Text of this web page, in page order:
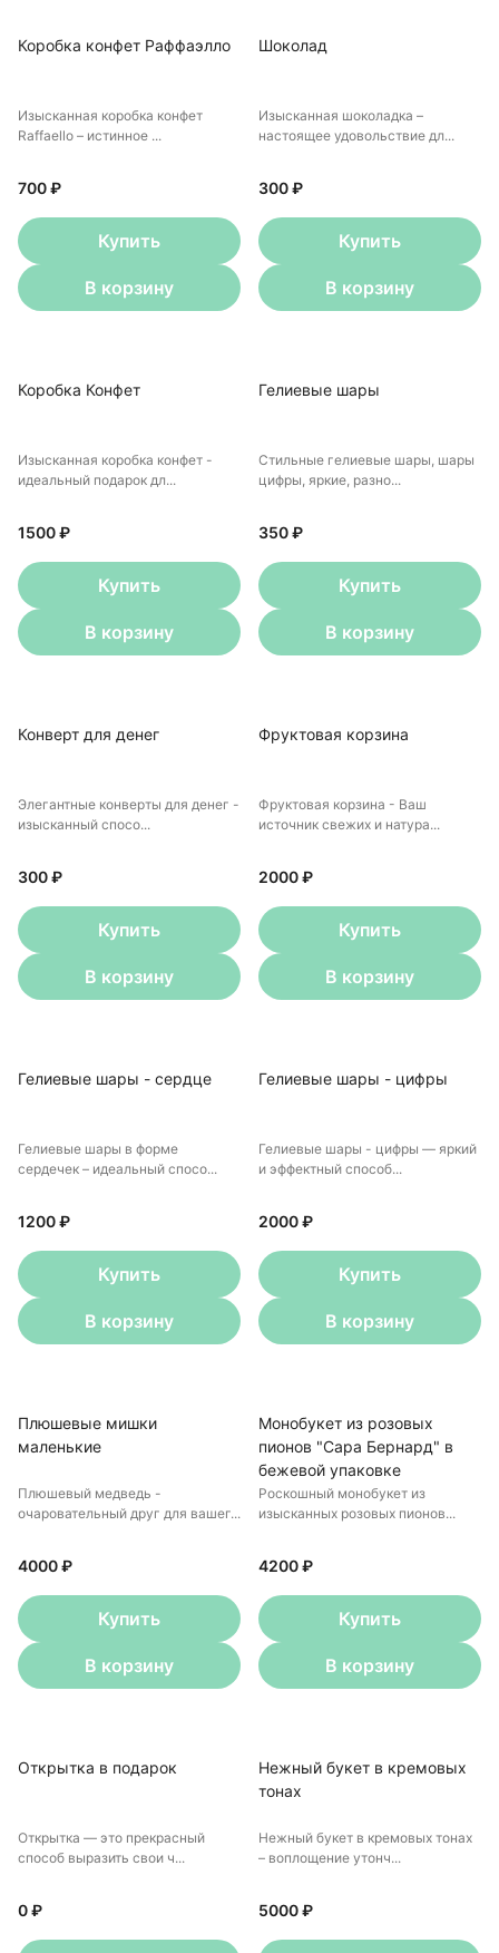
Коробка конфет Раффаэлло
Изысканная коробка конфет
Raffaello – истинное ...
700 ₽
Купить
В корзину
Шоколад
Изысканная шоколадка –
настоящее удовольствие дл...
300 ₽
Купить
В корзину
Коробка Конфет
Изысканная коробка конфет -
идеальный подарок дл...
1500 ₽
Купить
В корзину
Гелиевые шары
Стильные гелиевые шары, шары
цифры, яркие, разно...
350 ₽
Купить
В корзину
Конверт для денег
Элегантные конверты для денег -
изысканный спосо...
300 ₽
Купить
В корзину
Фруктовая корзина
Фруктовая корзина - Ваш
источник свежих и натура...
2000 ₽
Купить
В корзину
Гелиевые шары - сердце
Гелиевые шары в форме
сердечек – идеальный спосо...
1200 ₽
Купить
В корзину
Гелиевые шары - цифры
Гелиевые шары - цифры — яркий
и эффектный способ...
2000 ₽
Купить
В корзину
Плюшевые мишки
маленькие
Плюшевый медведь -
очаровательный друг для вашег...
4000 ₽
Купить
В корзину
Монобукет из розовых
пионов "Сара Бернард" в
бежевой упаковке
Роскошный монобукет из
изысканных розовых пионов...
4200 ₽
Купить
В корзину
Открытка в подарок
Открытка — это прекрасный
способ выразить свои ч...
0 ₽
Нежный букет в кремовых
тонах
Нежный букет в кремовых тонах
– воплощение утонч...
5000 ₽